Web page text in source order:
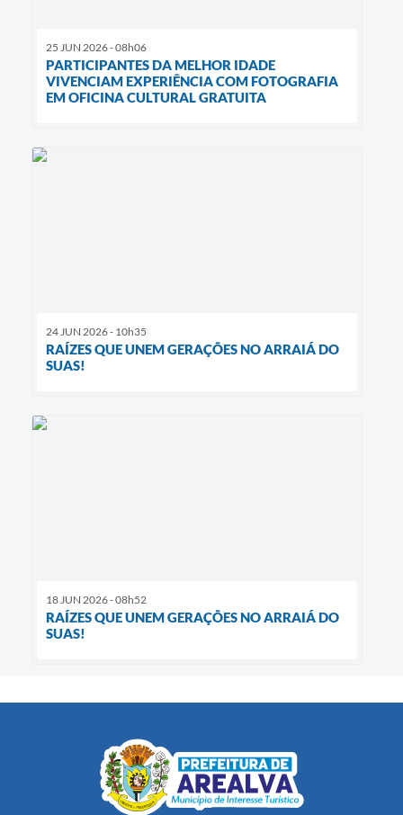
25 JUN 2026 - 08h06
PARTICIPANTES DA MELHOR IDADE
VIVENCIAM EXPERIÊNCIA COM FOTOGRAFIA
EM OFICINA CULTURAL GRATUITA
24 JUN 2026 - 10h35
RAÍZES QUE UNEM GERAÇÕES NO ARRAIÁ DO
SUAS!
18 JUN 2026 - 08h52
RAÍZES QUE UNEM GERAÇÕES NO ARRAIÁ DO
SUAS!